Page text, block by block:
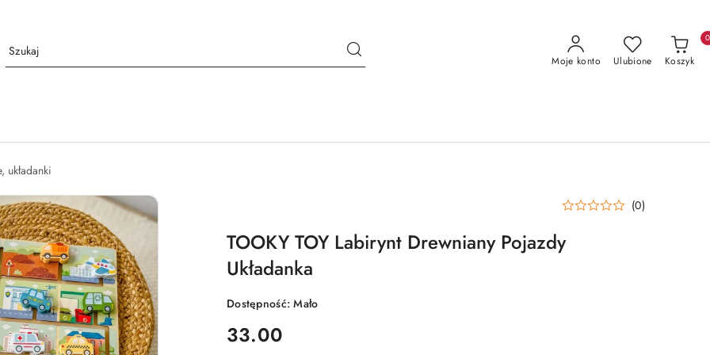
Moje konto Ulubione Koszyk
0
układanki
(0)
TOOKY TOY Labirynt Drewniany Pojazdy
Układanka
Dostępność:Mało
cena:
33.00